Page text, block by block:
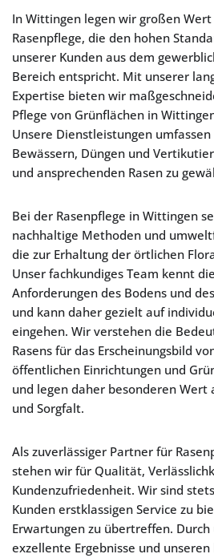
In Wittingen legen wir großen
Rasenpflege, die den hohen
unserer Kunden aus dem
Bereich entspricht. Mit unserer
Expertise bieten wir
Pflege von Grünflächen in
Unsere Dienstleistungen
Bewässern, Düngen und
und ansprechenden Rasen zu
Bei der Rasenpflege in Wittingen
nachhaltige Methoden und
die zur Erhaltung der örtlichen
Unser fachkundiges Team kennt
Anforderungen des Bodens und
und kann daher gezielt auf
eingehen. Wir verstehen die
Rasens für das Erscheinungsbild
öffentlichen Einrichtungen und
und legen daher besonderen
und Sorgfalt.
Als zuverlässiger Partner für
stehen wir für Qualität,
Kundenzufriedenheit. Wir sind
Kunden erstklassigen Service zu
Erwartungen zu übertreffen.
exzellente Ergebnisse und unseren